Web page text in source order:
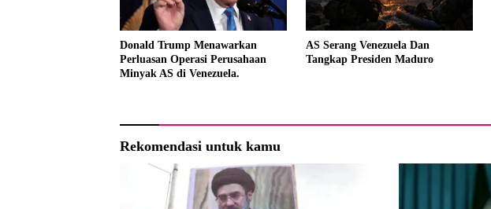
Donald Trump Menawarkan
Perluasan Operasi Perusahaan
Minyak AS di Venezuela.
AS Serang Venezuela Dan
Tangkap Presiden Maduro
Rekomendasi untuk kamu